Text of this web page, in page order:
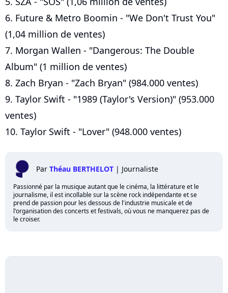
6. Future & Metro Boomin - "We Don't Trust You"
(1,04 million de ventes)
7. Morgan Wallen - "Dangerous: The Double
Album" (1 million de ventes)
8. Zach Bryan - "Zach Bryan" (984.000 ventes)
9. Taylor Swift - "1989 (Taylor's Version)" (953.000
ventes)
10. Taylor Swift - "Lover" (948.000 ventes)
Par Théau BERTHELOT | Journaliste
Passionné par la musique autant que le cinéma, la littérature et le
journalisme, il est incollable sur la scène rock indépendante et se
prend de passion pour les dessous de l'industrie musicale et de
l'organisation des concerts et festivals, où vous ne manquerez pas de
le croiser.